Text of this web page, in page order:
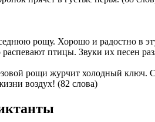
рощу. Хорошо и радостно в
распевают птицы. Звуки их песен
рощи журчит холодный ключ.
воздух! (82 слова)